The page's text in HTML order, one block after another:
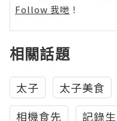
Follow 我哋 ！
相關話題
太子 太子美食
相機食先
記錄